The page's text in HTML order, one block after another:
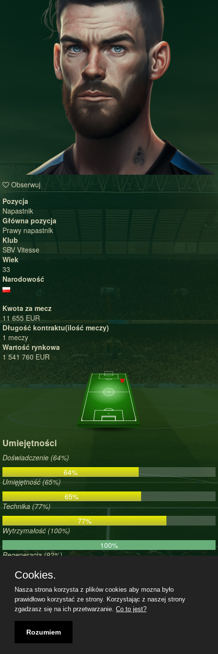
Obserwuj
Pozycja
Napastnik
Główna pozycja
Prawy napastnik
Klub
SBV Vitesse
Wiek
33
Narodowość
Kwota za mecz
11 655 EUR
Długość kontraktu(ilość meczy)
1 meczy
Wartość rynkowa
1 541 760 EUR
Umiejętności
Doświadczenie (64%)
64%
Umięjętność (65%)
65%
Technika (77%)
77%
Wytrzymałość (100%)
100%
Regeneracja (92%)
Morale (98%)
98%
Regulamin Polityka prywatności
Cookies.
Nasza strona korzysta z plików cookies aby mozna było
prawidłowo korzystać ze strony. Korzystając z naszej strony
zgadzasz się na ich przetwarzanie. Co to jest?
Rozumiem